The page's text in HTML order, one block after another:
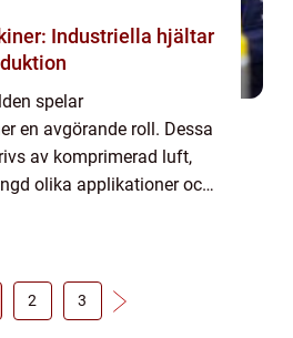
Industriella hjältar
spelar
en avgörande roll. Dessa
av komprimerad luft,
olika applikationer och
2 3